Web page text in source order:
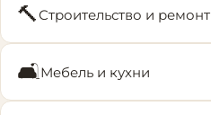
🔨 Строительство и ремонт
🛋️Мебель и кухни